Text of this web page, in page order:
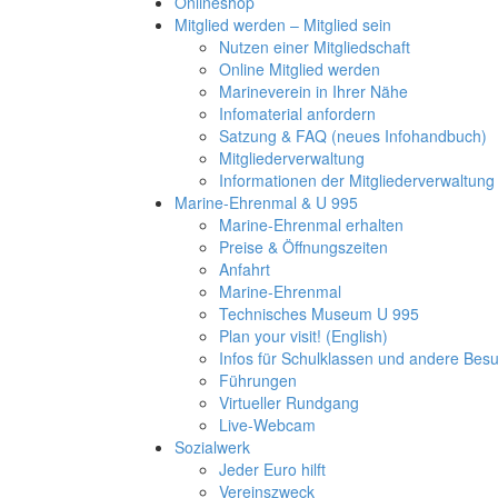
Mitglied werden – Mitglied sein
Nutzen einer Mitgliedschaft
Online Mitglied werden
Marineverein in Ihrer Nähe
Infomaterial anfordern
Satzung & FAQ (neues Infohandbuch)
Mitgliederverwaltung
Informationen der Mitgliederverwaltung
Marine-Ehrenmal & U 995
Marine-Ehrenmal erhalten
Preise & Öffnungszeiten
Anfahrt
Marine-Ehrenmal
Technisches Museum U 995
Plan your visit! (English)
Infos für Schulklassen und andere
Führungen
Virtueller Rundgang
Live-Webcam
Sozialwerk
Jeder Euro hilft
Vereinszweck